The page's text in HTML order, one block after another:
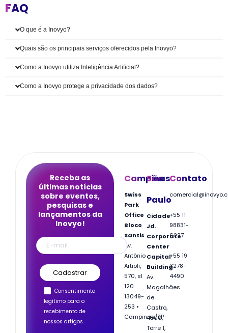
FAQ
O que é a Inovyo?
Quais são os principais serviços oferecidos pela Inovyo?
Como a Inovyo utiliza Inteligência Artificial?
Como a Inovyo protege a privacidade dos dados?
Campinas
Swiss
Park
Office
Bloco
Santis
Av.
Antônio
Artioli,
570, sl
120
13049-
253 •
Campinas/SP
São
Paulo
Cidade
Jd.
Corporate
Center
Capital
Building
Av.
Magalhães
de
Castro,
4800,
Torre 1,
Contato
+55 11
98831-
6227
+55 19
3278-
4490
Receba as
últimas notícias
sobre eventos,
pesquisas e
lançamentos da
Inovyo!
Consentimento
legítimo para o
recebimento de
nossos artigos.